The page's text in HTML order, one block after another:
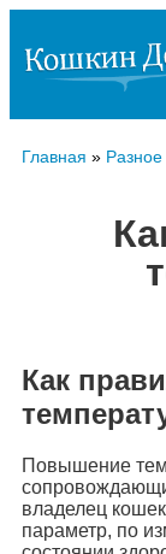
Главная » Разное
Как
Повышение
владелец
параметр, по